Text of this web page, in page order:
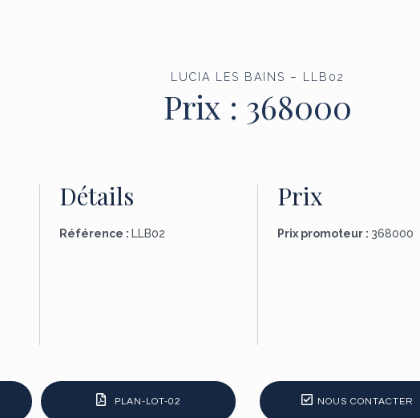
LUCIA LES BAINS – LLB02
Prix : 368000
Détails
Référence : LLB02
Prix
Prix promoteur : 368000
PLAN-LOT-02 NOUS CONTACTER